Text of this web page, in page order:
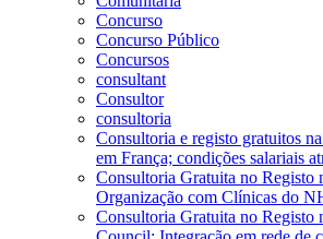
Concurso
Concurso Público
Concursos
consultant
Consultor
consultoria
Consultoria e registo gratuitos
em França; condições salariais
Consultoria Gratuita no Registo
Organização com Clínicas do
Consultoria Gratuita no Registo